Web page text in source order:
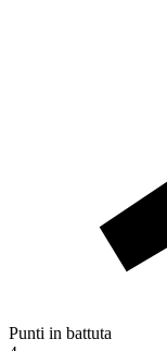
Punti in battuta